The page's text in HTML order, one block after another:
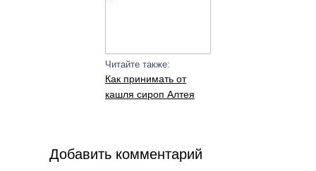
Читайте также:
Как принимать от
кашля сироп Алтея
Добавить комментарий